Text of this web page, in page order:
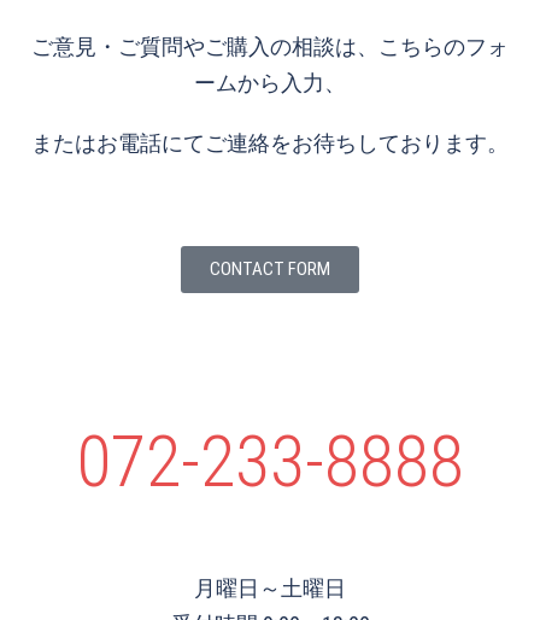
ご意見・ご質問やご購入の相談は、こちらのフォ
ームから入力、
またはお電話にてご連絡をお待ちしております。
CONTACT FORM
072-233-8888
月曜日～土曜日